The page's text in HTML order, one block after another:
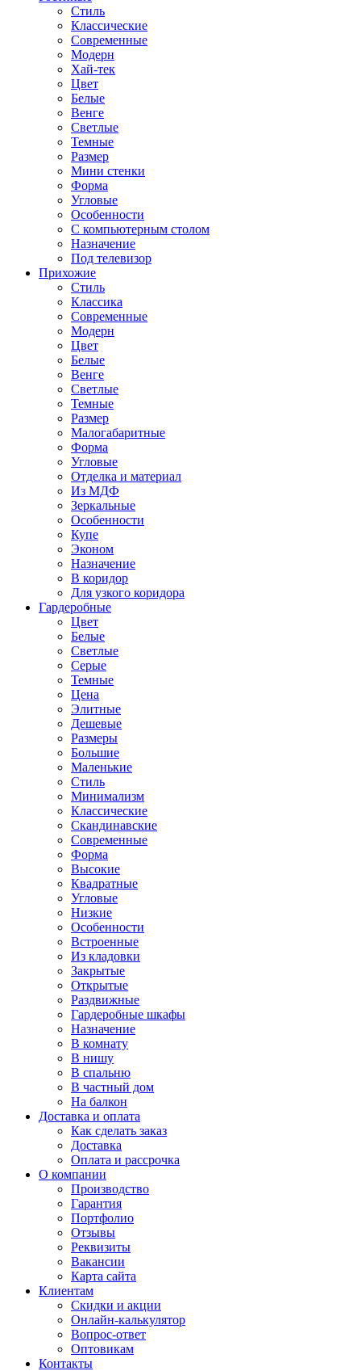
Стиль
Классические
Современные
Модерн
Хай-тек
Цвет
Белые
Венге
Светлые
Темные
Размер
Мини стенки
Форма
Угловые
Особенности
С компьютерным столом
Назначение
Под телевизор
Прихожие
Стиль
Классика
Современные
Модерн
Цвет
Белые
Венге
Светлые
Темные
Размер
Малогабаритные
Форма
Угловые
Отделка и материал
Из МДФ
Зеркальные
Особенности
Купе
Эконом
Назначение
В коридор
Для узкого коридора
Гардеробные
Цвет
Белые
Светлые
Серые
Темные
Цена
Элитные
Дешевые
Размеры
Большие
Маленькие
Стиль
Минимализм
Классические
Скандинавские
Современные
Форма
Высокие
Квадратные
Угловые
Низкие
Особенности
Встроенные
Из кладовки
Закрытые
Открытые
Раздвижные
Гардеробные шкафы
Назначение
В комнату
В нишу
В спальню
В частный дом
На балкон
Доставка и оплата
Как сделать заказ
Доставка
Оплата и рассрочка
О компании
Производство
Гарантия
Портфолио
Отзывы
Реквизиты
Вакансии
Карта сайта
Клиентам
Скидки и акции
Онлайн-калькулятор
Вопрос-ответ
Оптовикам
Контакты